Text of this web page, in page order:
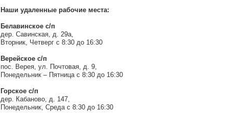
Наши удаленные рабочие места:
Белавинское с/п
дер. Савинская, д. 29а,
Вторник, Четверг с 8:30 до 16:30
Верейское с/п
пос. Верея, ул. Почтовая, д. 9,
Понедельник – Пятница с 8:30 до 16:30
Горское с/п
дер. Кабаново, д. 147,
Понедельник, Среда с 8:30 до 16:30